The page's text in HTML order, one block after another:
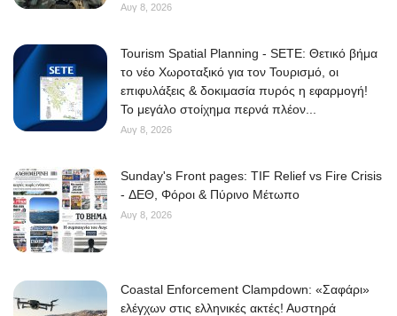
Αυγ 8, 2026
Tourism Spatial Planning - SETE: Θετικό βήμα
το νέο Χωροταξικό για τον Τουρισμό, οι
επιφυλάξεις & δοκιμασία πυρός η εφαρμογή!
Το μεγάλο στοίχημα περνά πλέον...
Αυγ 8, 2026
Sunday's Front pages: TIF Relief vs Fire Crisis
- ΔΕΘ, Φόροι & Πύρινο Μέτωπο
Αυγ 8, 2026
Coastal Enforcement Clampdown: «Σαφάρι»
ελέγχων στις ελληνικές ακτές! Αυστηρά